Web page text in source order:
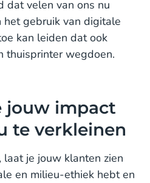
dat velen van ons nu
het gebruik van digitale
kan leiden dat ook
thuisprinter wegdoen.
jouw impact
te verkleinen
je jouw klanten zien
en milieu-ethiek hebt en